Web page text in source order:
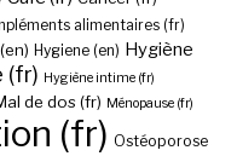
alimentaires (fr)
Hygiene (en) Hygiène
(fr) Hygiène intime (fr)
de dos (fr) Ménopause (fr)
(fr) Ostéoporose